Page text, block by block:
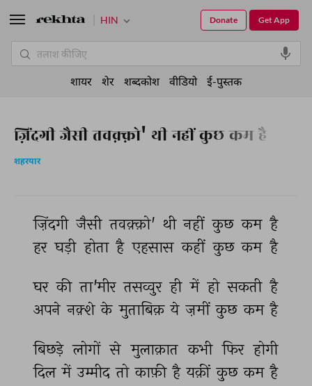
ज़िंदगी जैसी तवक़्क़ो' थी नहीं कुछ कम है
शहरयार
ज़िंदगी जैसी तवक़्क़ो' थी नहीं कुछ कम है
हर घड़ी होता है एहसास कहीं कुछ कम है
घर की ता'मीर तसव्वुर ही में हो सकती है
अपने नक़्शे के मुताबिक़ ये ज़मीं कुछ कम है
बिछड़े लोगों से मुलाक़ात कभी फिर होगी
दिल में उम्मीद तो काफ़ी है यक़ीं कुछ कम है
HIN Get App
Donate
शायर शेर शब्दकोश वीडियो ई-पुस्तक